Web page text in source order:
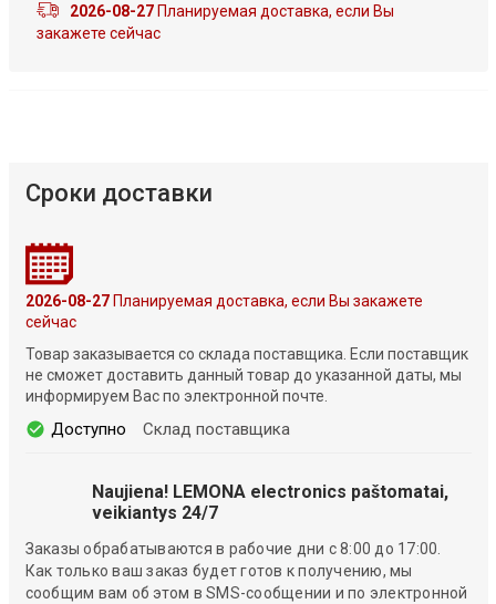
2026-08-27Планируемая доставка, если Вы
закажете сейчас
Сроки доставки
2026-08-27Планируемая доставка, если Вы закажете
сейчас
Товар заказывается со склада поставщика. Если поставщик
не сможет доставить данный товар до указанной даты, мы
информируем Вас по электронной почте.
Доступно Склад поставщика
Naujiena! LEMONA electronics paštomatai,
veikiantys 24/7
Заказы обрабатываются в рабочие дни с 8:00 до 17:00.
Как только ваш заказ будет готов к получению, мы
сообщим вам об этом в SMS-сообщении и по электронной